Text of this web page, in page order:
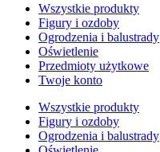
Wszystkie produkty
Figury i ozdoby
Ogrodzenia i balustrady
Oświetlenie
Przedmioty użytkowe
Twoje konto
Wszystkie produkty
Figury i ozdoby
Ogrodzenia i balustrady